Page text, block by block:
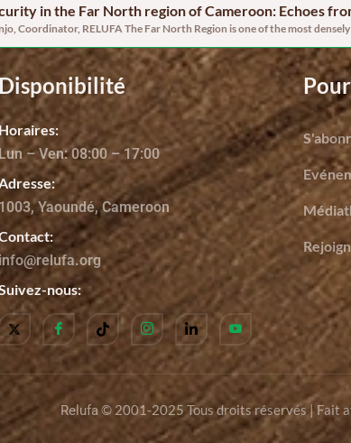
in the Far North region of Cameroon: Echoes
Coordinator, RELUFA The Far North Region is one of the most
Disponibilité
Horaires:
Lun – Ven: 08:00 – 17:00
1003, Yaoundé, Cameroon
nous:
Relufa© 2001-2025 Tous droits réservés | Fait